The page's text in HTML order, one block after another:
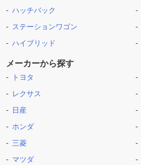
ハッチバック
ステーションワゴン
ハイブリッド
メーカーから探す
トヨタ
レクサス
日産
ホンダ
三菱
マツダ